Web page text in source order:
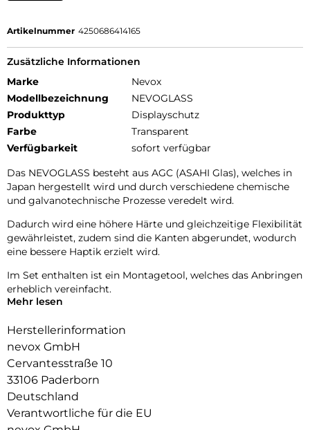
Artikelnummer 4250686414165
Zusätzliche Informationen
Marke
Nevox
Modellbezeichnung
NEVOGLASS
Produkttyp
Displayschutz
Farbe
Transparent
Verfügbarkeit
sofort verfügbar
Das NEVOGLASS besteht aus AGC (ASAHI Glas), welches in
Japan hergestellt wird und durch verschiedene chemische
und galvanotechnische Prozesse veredelt wird.
Dadurch wird eine höhere Härte und gleichzeitige Flexibilität
gewährleistet, zudem sind die Kanten abgerundet, wodurch
eine bessere Haptik erzielt wird.
Im Set enthalten ist ein Montagetool, welches das Anbringen
erheblich vereinfacht.
Mehr lesen
Herstellerinformation
nevox GmbH
Cervantesstraße 10
33106 Paderborn
Deutschland
Verantwortliche für die EU